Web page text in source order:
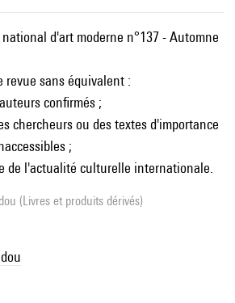
d'art moderne n°137 - Automne
revue sans équivalent :
confirmés ;
chercheurs ou des textes d'importance
;
de l'actualité culturelle internationale.
(Livres et produits dérivés)